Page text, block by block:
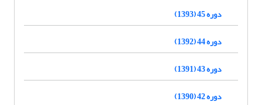
دوره 45 (1393)
دوره 44 (1392)
دوره 43 (1391)
دوره 42 (1390)